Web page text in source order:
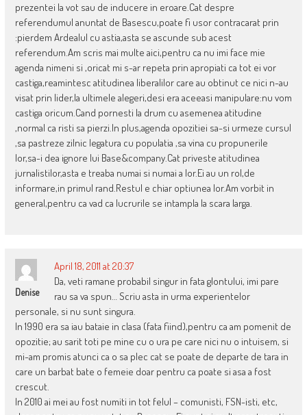
prezentei la vot sau de inducere in eroare.Cat despre
referendumul anuntat de Basescu,poate fi usor contracarat prin
:pierdem Ardealul cu astia,asta se ascunde sub acest
referendum.Am scris mai multe aici,pentru ca nu imi face mie
agenda nimeni si ,oricat mi s-ar repeta prin apropiati ca tot ei vor
castiga,reamintesc atitudinea liberalilor care au obtinut ce nici n-au
visat prin lider,la ultimele alegeri,desi era aceeasi manipulare:nu vom
castiga oricum.Cand pornesti la drum cu asemenea atitudine
,normal ca risti sa pierzi.In plus,agenda opozitiei sa-si urmeze cursul
,sa pastreze zilnic legatura cu populatia ,sa vina cu propunerile
lor,sa-i dea ignore lui Base&company.Cat priveste atitudinea
jurnalistilor,asta e treaba numai si numai a lor.Ei au un rol,de
informare,in primul rand.Restul e chiar optiunea lor.Am vorbit in
general,pentru ca vad ca lucrurile se intampla la scara larga.
Denise
April 18, 2011 at 20:37
Da, veti ramane probabil singur in fata glontului, imi pare
rau sa va spun… Scriu asta in urma experientelor
personale, si nu sunt singura.
In 1990 era sa iau bataie in clasa (fata fiind),pentru ca am pomenit de
opozitie; au sarit toti pe mine cu o ura pe care nici nu o intuisem, si
mi-am promis atunci ca o sa plec cat se poate de departe de tara in
care un barbat bate o femeie doar pentru ca poate si asa a fost
crescut.
In 2010 ai mei au fost numiti in tot felul – comunisti, FSN-isti, etc,